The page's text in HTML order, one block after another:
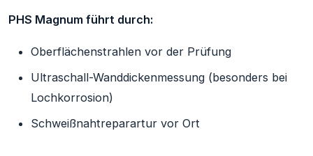
PHS Magnum führt durch:
Oberflächenstrahlen vor der Prüfung
Ultraschall-Wanddickenmessung (besonders bei
Lochkorrosion)
Schweißnahtreparartur vor Ort